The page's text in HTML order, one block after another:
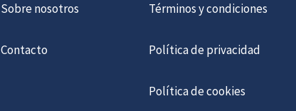
Sobre nosotros
Contacto
Términos y condiciones
Política de privacidad
Política de cookies